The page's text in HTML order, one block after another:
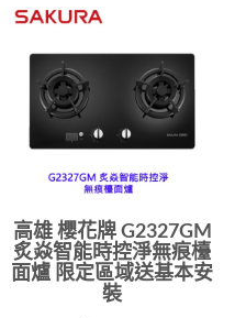
高雄 櫻花牌 G2327GM
炙焱智能時控淨無痕檯
面爐 限定區域送基本安
裝